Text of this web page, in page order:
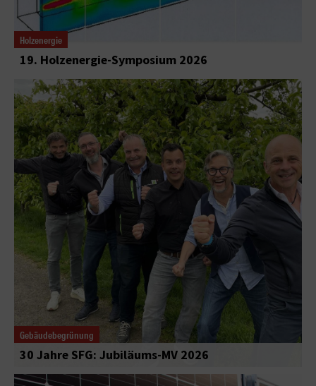
Holzenergie
19. Holzenergie-Symposium 2026
Gebäudebegrünung
30 Jahre SFG: Jubiläums-MV 2026